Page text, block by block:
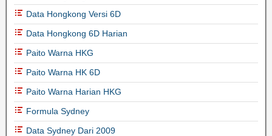
Data Hongkong Versi 6D
Data Hongkong 6D Harian
Paito Warna HKG
Paito Warna HK 6D
Paito Warna Harian HKG
Formula Sydney
Data Sydney Dari 2009